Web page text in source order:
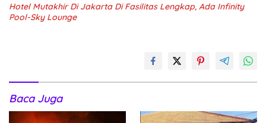
Hotel Mutakhir Di Jakarta Di Fasilitas Lengkap, Ada Infinity
Pool-Sky Lounge
Baca Juga